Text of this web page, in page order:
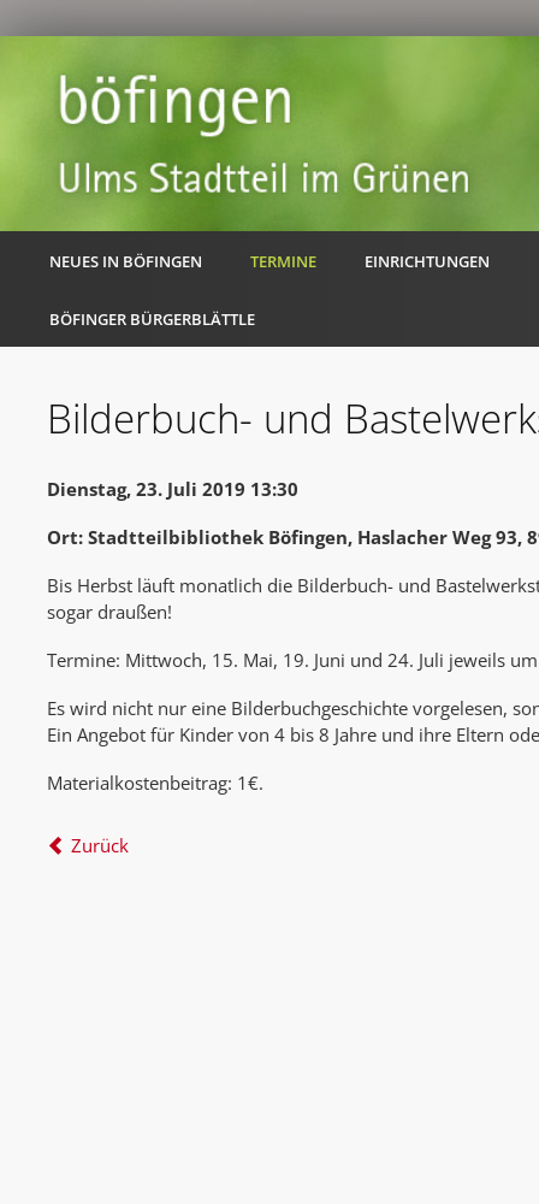
NEUES IN BÖFINGEN TERMINE EINRICHTUNGEN
BÖFINGER BÜRGERBLÄTTLE
Bilderbuch- und
Dienstag, 23. Juli 2019 13:30
Ort: Stadtteilbibliothek Böfingen, Haslacher Weg 93,
Bis Herbst läuft monatlich die Bilderbuch- und
sogar draußen!
Termine: Mittwoch, 15. Mai, 19. Juni und 24. Juli jeweils
Es wird nicht nur eine Bilderbuchgeschichte vorgelesen,
Ein Angebot für Kinder von 4 bis 8 Jahre und ihre Eltern
Materialkostenbeitrag: 1€.
Zurück